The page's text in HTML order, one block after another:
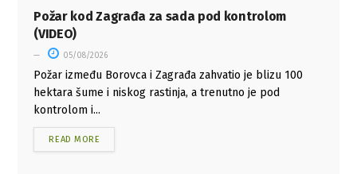
Požar kod Zagrađa za sada pod kontrolom
(VIDEO)
05/08/2026
Požar između Borovca i Zagrađa zahvatio je blizu 100
hektara šume i niskog rastinja, a trenutno je pod
kontrolom i...
READ MORE